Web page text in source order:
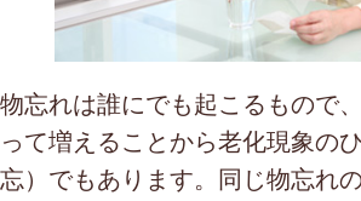
物忘れは誰にでも起こるもので
って増えることから老化現象の
忘）でもあります。同じ物忘れ